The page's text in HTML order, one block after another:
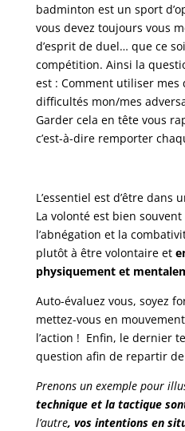
badminton est un sport
vous devez toujours vous
d’esprit de duel… que ce
compétition. Ainsi la
est : Comment utiliser
difficultés mon/mes
Garder cela en tête vous
c’est-à-dire remporter
L’essentiel est d’être
La volonté est bien
l’abnégation et la
plutôt à être volontaire et
physiquement et
Auto-évaluez vous, soyez
mettez-vous en
l’action ! Enfin, le dernier
question afin de repartir de
Prenons un exemple pour
technique et la tactique
l’autre, vos intentions en